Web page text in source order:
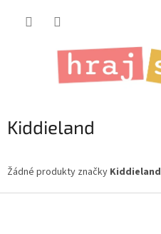
Kiddieland
Žádné produkty značky Kiddieland